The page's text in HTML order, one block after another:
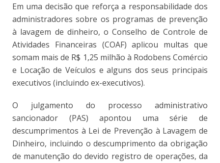
Em uma decisão que reforça a responsabilidade dos
administradores sobre os programas de prevenção
à lavagem de dinheiro, o Conselho de Controle de
Atividades Financeiras (COAF) aplicou multas que
somam mais de R$ 1,25 milhão à Rodobens Comércio
e Locação de Veículos e alguns dos seus principais
executivos (incluindo ex-executivos).
O julgamento do processo administrativo
sancionador (PAS) apontou uma série de
descumprimentos à Lei de Prevenção à Lavagem de
Dinheiro, incluindo o descumprimento da obrigação
de manutenção do devido registro de operações, da